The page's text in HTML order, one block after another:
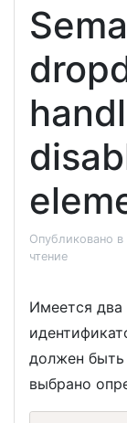
Опубликовано в
чтение
Имеется два
должен быть
выбрано